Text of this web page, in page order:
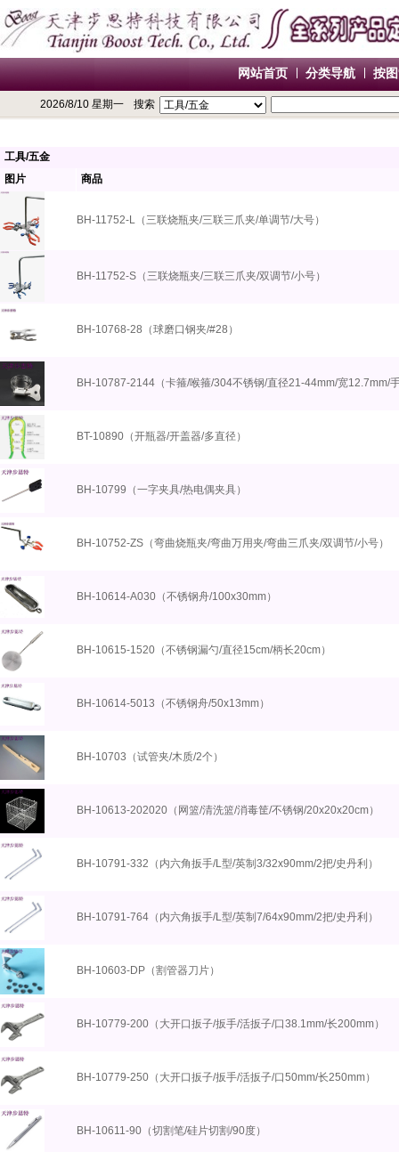
网站首页 分类导航 按
2026/8/10 星期一 搜索
工具/五金
图片
商品
BH-11752-L（三联烧瓶夹/三联三爪夹/单调节/大号）
BH-11752-S（三联烧瓶夹/三联三爪夹/双调节/小号）
BH-10768-28（球磨口钢夹/#28）
BH-10787-2144（卡箍/喉箍/304不锈钢/直径21-44mm/宽12.7mm/
BT-10890（开瓶器/开盖器/多直径）
BH-10799（一字夹具/热电偶夹具）
BH-10752-ZS（弯曲烧瓶夹/弯曲万用夹/弯曲三爪夹/双调节/小号）
BH-10614-A030（不锈钢舟/100x30mm）
BH-10615-1520（不锈钢漏勺/直径15cm/柄长20cm）
BH-10614-5013（不锈钢舟/50x13mm）
BH-10703（试管夹/木质/2个）
BH-10613-202020（网篮/清洗篮/消毒筐/不锈钢/20x20x20cm）
BH-10791-332（内六角扳手/L型/英制3/32x90mm/2把/史丹利）
BH-10791-764（内六角扳手/L型/英制7/64x90mm/2把/史丹利）
BH-10603-DP（割管器刀片）
BH-10779-200（大开口扳子/扳手/活扳子/口38.1mm/长200mm）
BH-10779-250（大开口扳子/扳手/活扳子/口50mm/长250mm）
BH-10611-90（切割笔/硅片切割/90度）